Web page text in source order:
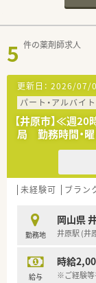
5 件の薬剤師求人
更新日： 2026/07/
パート・アルバイト
【井原市】≪週
局 勤務時間・
未経験可 ブラン
勤務地
岡山県
井原駅 (井
給与
時給
※ご経験等